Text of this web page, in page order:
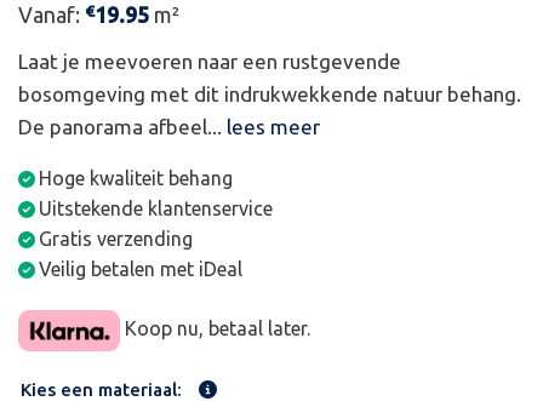
Vanaf: €19.95 m²
Laat je meevoeren naar een rustgevende
bosomgeving met dit indrukwekkende natuur behang.
De panorama afbeel... lees meer
Hoge kwaliteit behang
Uitstekende klantenservice
Gratis verzending
Veilig betalen met iDeal
Koop nu, betaal later.
Kies een materiaal: